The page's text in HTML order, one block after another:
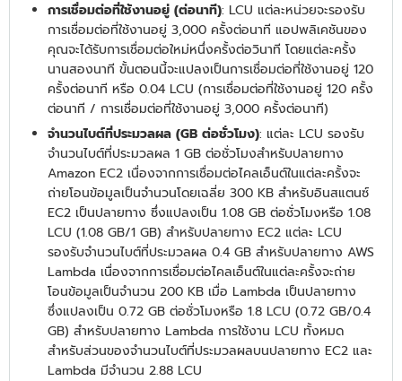
การเชื่อมต่อที่ใช้งานอยู่ (ต่อนาที): LCU แต่ละหน่วยจะรองรับ
การเชื่อมต่อที่ใช้งานอยู่ 3,000 ครั้งต่อนาที แอปพลิเคชันของ
คุณจะได้รับการเชื่อมต่อใหม่หนึ่งครั้งต่อวินาที โดยแต่ละครั้ง
นานสองนาที ขั้นตอนนี้จะแปลงเป็นการเชื่อมต่อที่ใช้งานอยู่ 120
ครั้งต่อนาที หรือ 0.04 LCU (การเชื่อมต่อที่ใช้งานอยู่ 120 ครั้ง
ต่อนาที / การเชื่อมต่อที่ใช้งานอยู่ 3,000 ครั้งต่อนาที)
จำนวนไบต์ที่ประมวลผล (GB ต่อชั่วโมง): แต่ละ LCU รองรับ
จำนวนไบต์ที่ประมวลผล 1 GB ต่อชั่วโมงสำหรับปลายทาง
Amazon EC2 เนื่องจากการเชื่อมต่อไคลเอ็นต์ในแต่ละครั้งจะ
ถ่ายโอนข้อมูลเป็นจำนวนโดยเฉลี่ย 300 KB สำหรับอินสแตนซ์
EC2 เป็นปลายทาง ซึ่งแปลงเป็น 1.08 GB ต่อชั่วโมงหรือ 1.08
LCU (1.08 GB/1 GB) สำหรับปลายทาง EC2 แต่ละ LCU
รองรับจำนวนไบต์ที่ประมวลผล 0.4 GB สำหรับปลายทาง AWS
Lambda เนื่องจากการเชื่อมต่อไคลเอ็นต์ในแต่ละครั้งจะถ่าย
โอนข้อมูลเป็นจำนวน 200 KB เมื่อ Lambda เป็นปลายทาง
ซึ่งแปลงเป็น 0.72 GB ต่อชั่วโมงหรือ 1.8 LCU (0.72 GB/0.4
GB) สำหรับปลายทาง Lambda การใช้งาน LCU ทั้งหมด
สำหรับส่วนของจำนวนไบต์ที่ประมวลผลบนปลายทาง EC2 และ
Lambda มีจำนวน 2.88 LCU